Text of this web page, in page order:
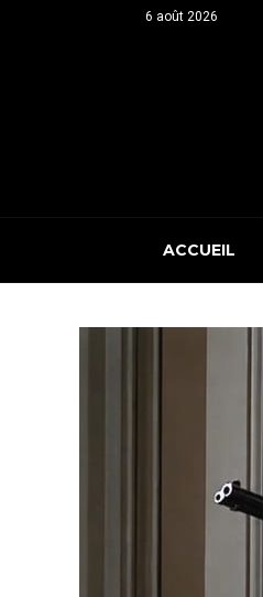
6 août 2026
ACCUEIL